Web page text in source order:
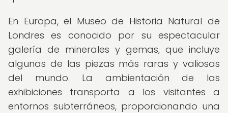
En Europa, el Museo de Historia Natural de
Londres es conocido por su espectacular
galería de minerales y gemas, que incluye
algunas de las piezas más raras y valiosas
del mundo. La ambientación de las
exhibiciones transporta a los visitantes a
entornos subterráneos, proporcionando una